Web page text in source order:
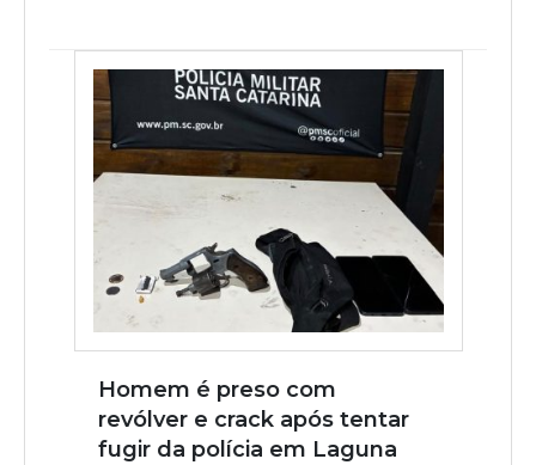
Homem é preso com
revólver e crack após tentar
fugir da polícia em Laguna